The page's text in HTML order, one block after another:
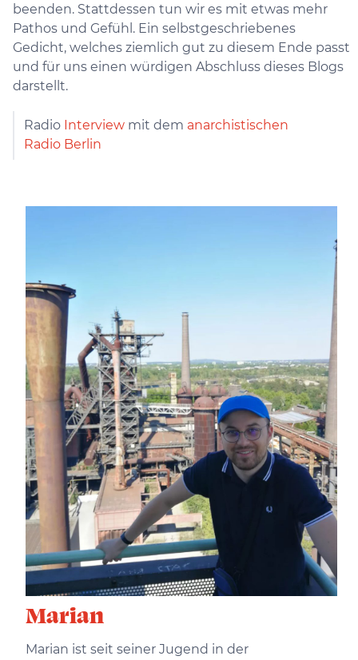
beenden. Stattdessen tun wir es mit etwas mehr
Pathos und Gefühl. Ein selbstgeschriebenes
Gedicht, welches ziemlich gut zu diesem Ende passt
und für uns einen würdigen Abschluss dieses Blogs
darstellt.
Radio Interview mit dem anarchistischen
Radio Berlin
Marian
Marian ist seit seiner Jugend in der